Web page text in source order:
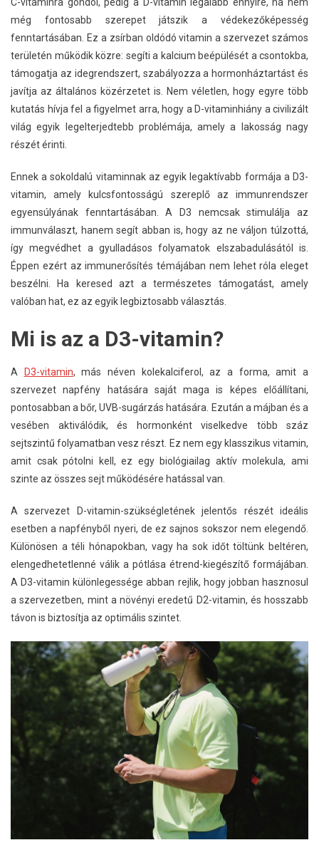
még fontosabb szerepet játszik a védekezőképesség
fenntartásában. Ez a zsírban oldódó vitamin a szervezet számos
területén működik közre: segíti a kalcium beépülését a csontokba,
támogatja az idegrendszert, szabályozza a hormonháztartást és
javítja az általános közérzetet is. Nem véletlen, hogy egyre több
kutatás hívja fel a figyelmet arra, hogy a D-vitaminhiány a civilizált
világ egyik legelterjedtebb problémája, amely a lakosság nagy
részét érinti.
Ennek a sokoldalú vitaminnak az egyik legaktívabb formája a D3-
vitamin, amely kulcsfontosságú szereplő az immunrendszer
egyensúlyának fenntartásában. A D3 nemcsak stimulálja az
immunválaszt, hanem segít abban is, hogy az ne váljon túlzottá,
így megvédhet a gyulladásos folyamatok elszabadulásától is.
Éppen ezért az immunerősítés témájában nem lehet róla eleget
beszélni. Ha keresed azt a természetes támogatást, amely
valóban hat, ez az egyik legbiztosabb választás.
Mi is az a D3-vitamin?
A D3-vitamin, más néven kolekalciferol, az a forma, amit a
szervezet napfény hatására saját maga is képes előállítani,
pontosabban a bőr, UVB-sugárzás hatására. Ezután a májban és a
vesében aktiválódik, és hormonként viselkedve több száz
sejtszintű folyamatban vesz részt. Ez nem egy klasszikus vitamin,
amit csak pótolni kell, ez egy biológiailag aktív molekula, ami
szinte az összes sejt működésére hatással van.
A szervezet D-vitamin-szükségletének jelentős részét ideális
esetben a napfényből nyeri, de ez sajnos sokszor nem elegendő.
Különösen a téli hónapokban, vagy ha sok időt töltünk beltéren,
elengedhetetlenné válik a pótlása étrend-kiegészítő formájában.
A D3-vitamin különlegessége abban rejlik, hogy jobban hasznosul
a szervezetben, mint a növényi eredetű D2-vitamin, és hosszabb
távon is biztosítja az optimális szintet.